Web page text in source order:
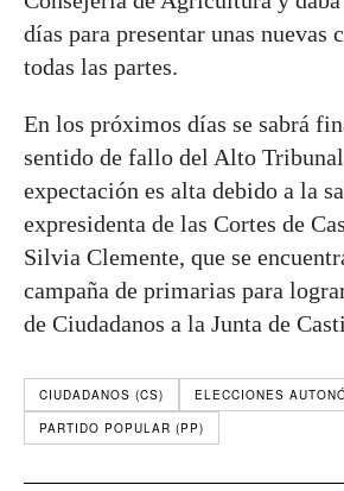
días para presentar unas nuevas
todas las partes.
En los próximos días se sabrá
sentido de fallo del Alto
expectación es alta debido a la
expresidenta de las Cortes de
Silvia Clemente, que se
campaña de primarias para
de Ciudadanos a la Junta de
CIUDADANOS (CS)
ELECCIONES
PARTIDO POPULAR (PP)